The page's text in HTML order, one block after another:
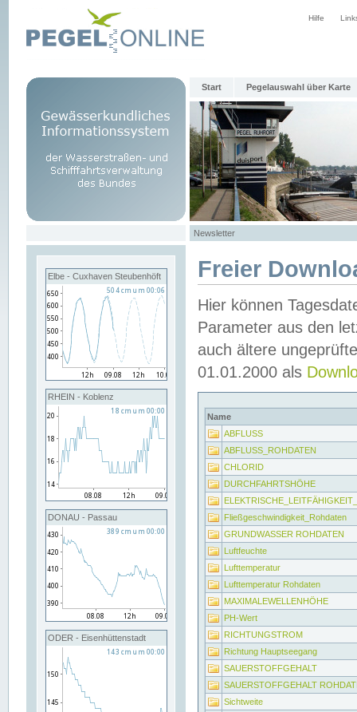
Hilfe
Start Pegelauswahl über Karte
Newsletter
Elbe - Cuxhaven Steubenhöft
RHEIN - Koblenz
DONAU - Passau
ODER - Eisenhüttenstadt
Freier
Hier können
Parameter aus den
auch ältere
01.01.2000 als
Name
ABFLUSS
ABFLUSS_ROHDATEN
CHLORID
DURCHFAHRTSHÖHE
Fließgeschwindigkeit_Rohdaten
GRUNDWASSER ROHDATEN
Luftfeuchte
Lufttemperatur
Lufttemperatur Rohdaten
MAXIMALEWELLENHÖHE
PH-Wert
RICHTUNGSTROM
Richtung Hauptseegang
SAUERSTOFFGEHALT
SAUERSTOFFGEHALT
Sichtweite